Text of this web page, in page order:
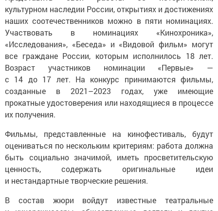
культурном наследии России, открытиях и достижениях
наших соотечественников можно в пяти номинациях.
Участвовать в номинациях «Кинохроника»,
«Исследования», «Беседа» и «Видовой фильм» могут
все граждане России, которым исполнилось 18 лет.
Возраст участников номинации «Первые» —
с 14 до 17 лет. На конкурс принимаются фильмы,
созданные в 2021–2023 годах, уже имеющие
прокатные удостоверения или находящиеся в процессе
их получения.
Фильмы, представленные на кинофестиваль, будут
оцениваться по нескольким критериям: работа должна
быть социально значимой, иметь просветительскую
ценность, содержать оригинальные идеи
и нестандартные творческие решения.
В состав жюри войдут известные театральные
и кинорежиссеры, общественные деятели и другие